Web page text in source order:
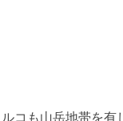
コも山岳地帯を有